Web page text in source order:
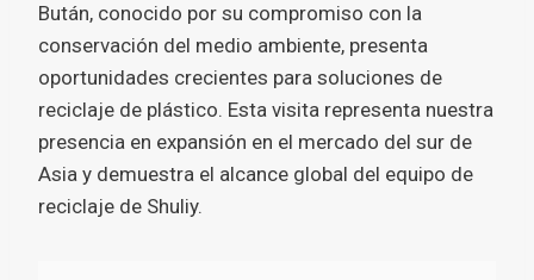
Bután, conocido por su compromiso con la
conservación del medio ambiente, presenta
oportunidades crecientes para soluciones de
reciclaje de plástico. Esta visita representa nuestra
presencia en expansión en el mercado del sur de
Asia y demuestra el alcance global del equipo de
reciclaje de Shuliy.